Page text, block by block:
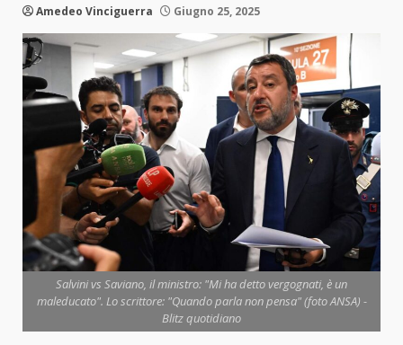
Amedeo Vinciguerra Giugno 25, 2025
Salvini vs Saviano, il ministro: "Mi ha detto vergognati, è un
maleducato". Lo scrittore: "Quando parla non pensa" (foto ANSA) -
Blitz quotidiano